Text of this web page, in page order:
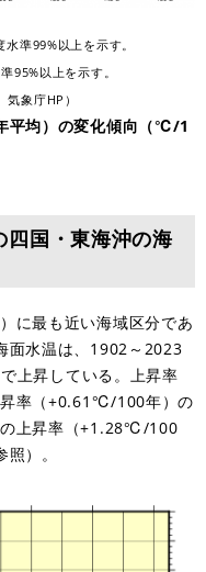
準99%以上を示す。
以上を示す。
象庁HP）
平均）の変化傾向（℃/1
四国・東海沖の海
に最も近い海域区分であ
面水温は、1902～2023
上昇している。上昇率
昇率（+0.61℃/100年）の
の上昇率（+1.28℃/100
）。